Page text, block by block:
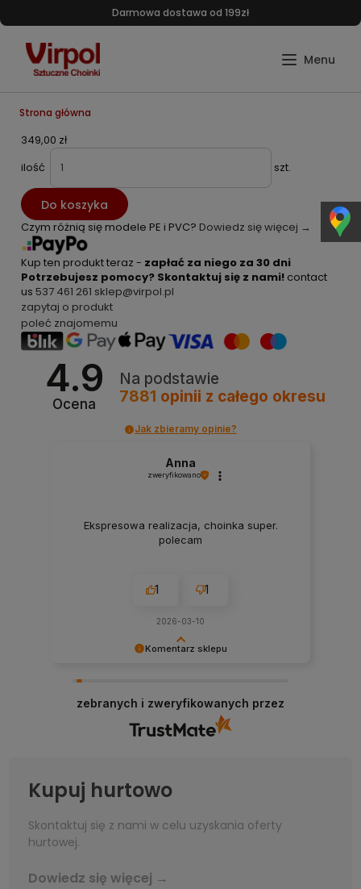
Darmowa dostawa od 199zł
Strona główna
349,00 zł
ilość
szt.
Do koszyka
Czym różnią się modele PE i PVC? Dowiedz się więcej →
Kup ten produkt teraz - zapłać za niego za 30 dni
Potrzebujesz pomocy? Skontaktuj się z nami! contact
us 537 461 261 sklep@virpol.pl
zapytaj o produkt
poleć znajomemu
4.9
Ocena
Na podstawie
7881 opinii z całego okresu
Jak zbieramy opinie?
Komentarz sklepu
Anna
zweryfikowano
Ekspresowa realizacja, choinka super.
polecam
1 1
2026-03-10
zebranych i zweryfikowanych przez
Kupuj hurtowo
Skontaktuj się z nami w celu uzyskania oferty
hurtowej.
Dowiedz się więcej →